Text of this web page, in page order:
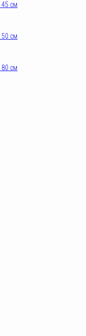
см
см
см